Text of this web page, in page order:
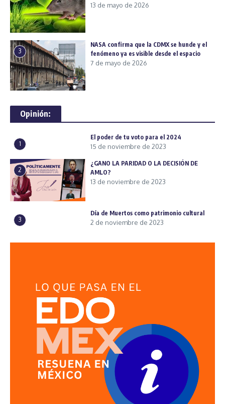
13 de mayo de 2026
3
NASA confirma que la CDMX se hunde y el
fenómeno ya es visible desde el espacio
7 de mayo de 2026
Opinión:
1
El poder de tu voto para el 2024
15 de noviembre de 2023
2
¿GANO LA PARIDAD O LA DECISIÓN DE
AMLO?
13 de noviembre de 2023
3
Día de Muertos como patrimonio cultural
2 de noviembre de 2023